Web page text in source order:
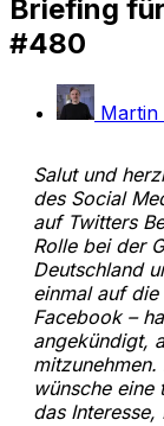
Briefing
#480
Martin
Salut und
des Social
auf Twitters
Rolle bei der
Deutschland
einmal auf
Facebook –
angekündigt,
wünsche
das Interesse,